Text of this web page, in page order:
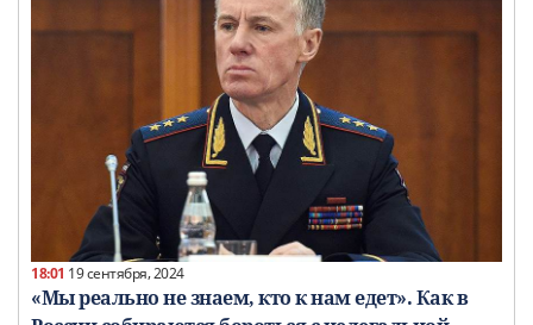
18:01 19 сентября, 2024
«Мы реально не знаем, кто к нам едет». Как в